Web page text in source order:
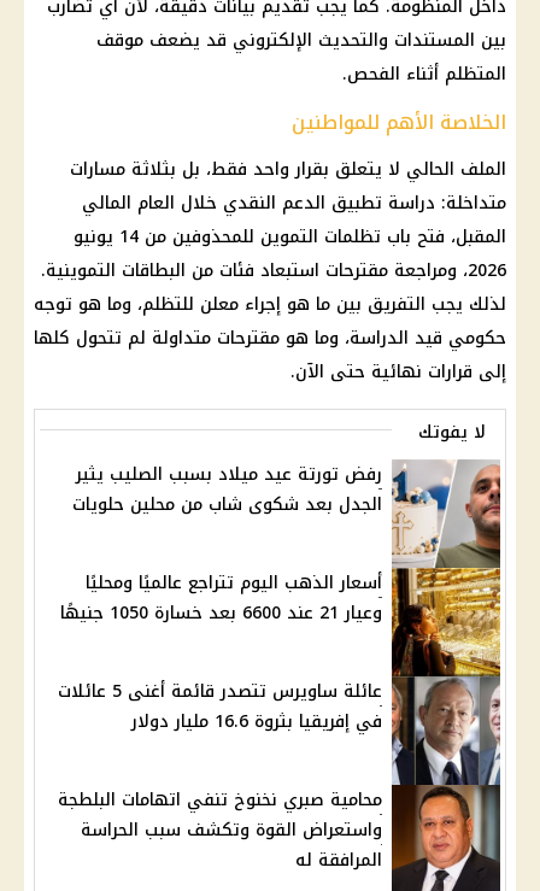
بين المستندات والتحديث الإلكتروني قد يضعف موقف
المتظلم أثناء الفحص.
الخلاصة الأهم للمواطنين
الملف الحالي لا يتعلق بقرار واحد فقط، بل بثلاثة مسارات
متداخلة: دراسة تطبيق الدعم النقدي خلال العام المالي
المقبل، فتح باب تظلمات التموين
للمحذوفين من 14 يونيو
2026، ومراجعة مقترحات استبعاد فئات من البطاقات التموينية.
لذلك يجب التفريق بين ما هو إجراء معلن للتظلم، وما هو توجه
حكومي قيد الدراسة، وما هو مقترحات متداولة لم تتحول كلها
إلى قرارات نهائية حتى الآن.
لا يفوتك
رفض تورتة عيد ميلاد بسبب الصليب يثير
الجدل بعد شكوى شاب من محلين حلويات
أسعار الذهب اليوم تتراجع عالميًا ومحليًا
وعيار 21 عند 6600 بعد خسارة 1050 جنيهًا
عائلة ساويرس تتصدر قائمة أغنى 5 عائلات
في إفريقيا بثروة 16.6 مليار دولار
محامية صبري نخنوخ تنفي اتهامات البلطجة
واستعراض القوة وتكشف سبب الحراسة
المرافقة له